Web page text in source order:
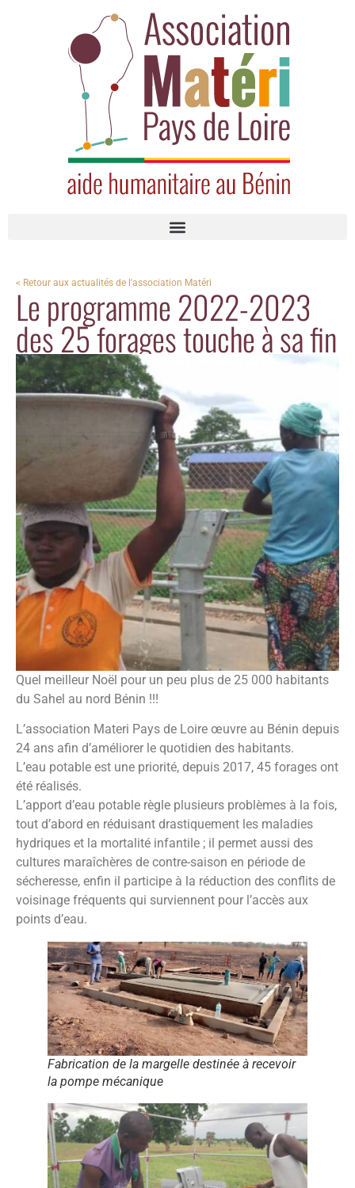
< Retour aux actualités de l'association Matéri
Le programme 2022-2023
des 25 forages touche à sa fin
Quel meilleur Noël pour un peu plus de 25 000 habitants
du Sahel au nord Bénin !!!
L’association Materi Pays de Loire œuvre au Bénin depuis
24 ans afin d’améliorer le quotidien des habitants.
L’eau potable est une priorité, depuis 2017, 45 forages ont
été réalisés.
L’apport d’eau potable règle plusieurs problèmes à la fois,
tout d’abord en réduisant drastiquement les maladies
hydriques et la mortalité infantile ; il permet aussi des
cultures maraîchères de contre-saison en période de
sécheresse, enfin il participe à la réduction des conflits de
voisinage fréquents qui surviennent pour l’accès aux
points d’eau.
Fabrication de la margelle destinée à recevoir
la pompe mécanique